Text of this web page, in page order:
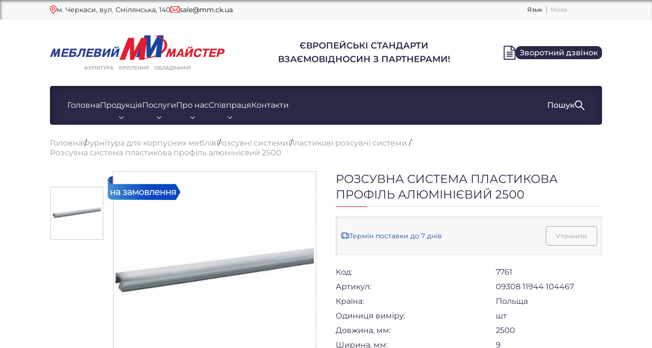
м. Черкаси, вул. Смілянська, 140 sale@mm.ck.ua Язык Мова
ЄВРОПЕЙСЬКІ СТАНДАРТИ
ВЗАЄМОВІДНОСИН З ПАРТНЕРАМИ!
Зворотний дзвінок
ГоловнаПродукція ПослугиПро насСпівпраця Контакти Пошук
ГоловнаФурнітура для корпусних меблівРозсувні системиПластикові розсувні системи
Розсувна система пластикова профіль алюмінієвий 2500
РОЗСУВНА СИСТЕМА ПЛАСТИКОВА
ПРОФІЛЬ АЛЮМІНІЄВИЙ 2500
Термін поставки до 7 днів Уточнити
Код:
7761
Артикул:
09308 11944 104467
Країна:
Польща
Одиниця виміру:
шт
Довжина, мм:
2500
Ширина, мм:
9